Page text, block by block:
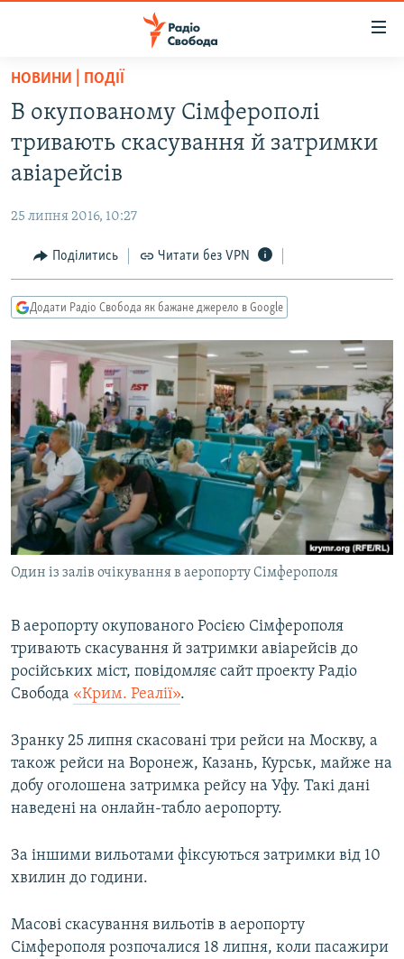
Перейти
основного
матеріалу
Перейти
до
основної
Перейти
до
пошуку
ВСЕ ЗА ДОБУ
СТАТТІ
СУСПІЛЬСТВО
УКРАЇНА
РОСІЙСЬКА «ФІЛЬТРАЦІЯ»
ДОНБАС.РЕАЛІЇ
ТИ ЯК?
СХЕМИ
КИТАЙ.ВИКЛИКИ
МУЛЬТИМЕДІА
ФОТО
СПЕЦПРОЄКТИ
ПОДКАСТИ
КРИМ РЕАЛІЇ
УКР
КТАТ
ДОЛУЧАЙСЯ!
НОВИНИ | ПОДІЇ
В окупованому Сімферополі
тривають скасування й затримки
авіарейсів
25 липня 2016, 10:27
Поділитись Читати без VPN
Додати Радіо Свобода як бажане джерело в Google
Один із залів очікування в аеропорту Сімферополя
В аеропорту окупованого Росією Сімферополя
тривають скасування й затримки авіарейсів до
російських міст, повідомляє сайт проекту Радіо
Свобода «Крим. Реалії».
Зранку 25 липня скасовані три рейси на Москву, а
також рейси на Воронеж, Казань, Курськ, майже на
добу оголошена затримка рейсу на Уфу. Такі дані
наведені на онлайн-табло аеропорту.
За іншими вильотами фіксуються затримки від 10
хвилин до години.
Масові скасування вильотів в аеропорту
Сімферополя розпочалися 18 липня, коли пасажири